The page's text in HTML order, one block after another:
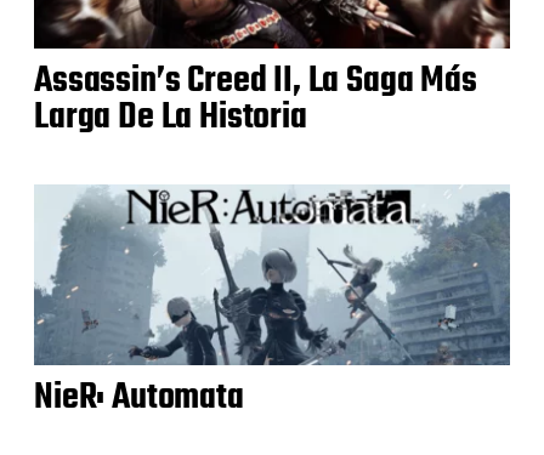
Assassin’s Creed II, La Saga Más
Larga De La Historia
NieR: Automata